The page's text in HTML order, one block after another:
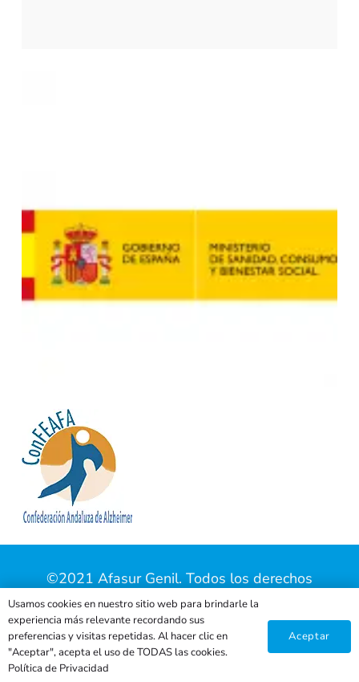
©2021 Afasur Genil. Todos los derechos
reservados |Aviso Legal|Política de Privacidad
|Política de Cookies| Página web creada por
eHidra.
Usamos cookies en nuestro sitio web para brindarle la
experiencia más relevante recordando sus
preferencias y visitas repetidas. Al hacer clic en
"Aceptar", acepta el uso de TODAS las cookies.
Política de Privacidad
Aceptar